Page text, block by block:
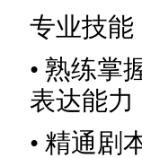
专业技能
• 熟练掌
表达能力
• 精通剧